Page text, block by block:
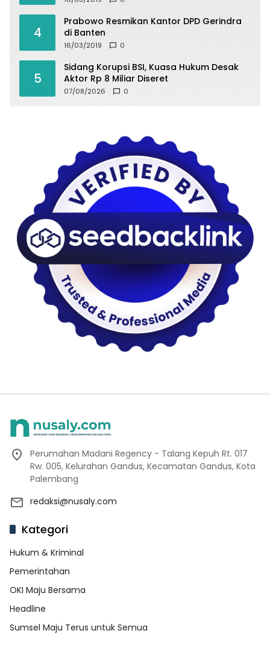
4
Prabowo Resmikan Kantor DPD Gerindra
di Banten
16/03/2019 0
5
Sidang Korupsi BSI, Kuasa Hukum Desak
Aktor Rp 8 Miliar Diseret
07/08/2026 0
Perumahan Madani Regency - Talang Kepuh Rt. 017
Rw. 005, Kelurahan Gandus, Kecamatan Gandus, Kota
Palembang
redaksi@nusaly.com
Kategori
Hukum & Kriminal
Pemerintahan
OKI Maju Bersama
Headline
Sumsel Maju Terus untuk Semua